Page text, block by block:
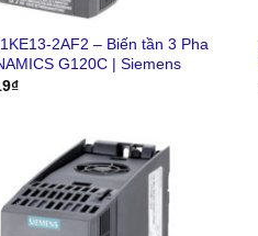
2AF2 – Biến tần 3 Pha
G120C | Siemens
₫